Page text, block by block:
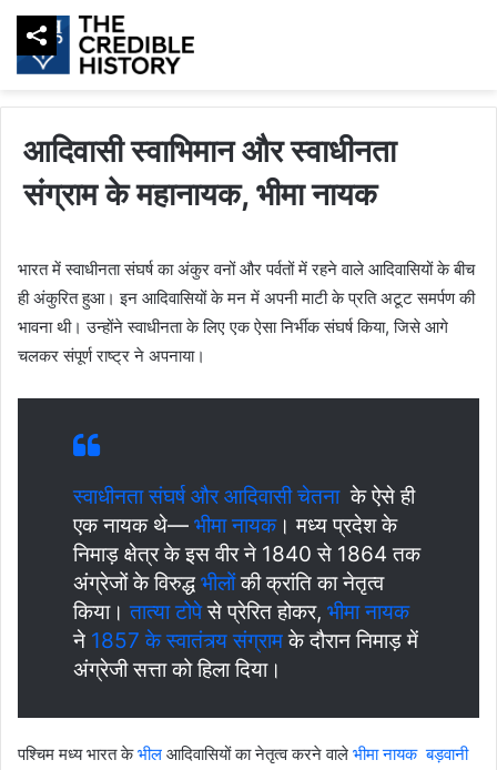
आदिवासी स्वाभिमान और स्वाधीनता
संग्राम के महानायक, भीमा नायक
भारत में स्वाधीनता संघर्ष का अंकुर वनों और पर्वतों में रहने वाले आदिवासियों के बीच
ही अंकुरित हुआ। इन आदिवासियों के मन में अपनी माटी के प्रति अटूट समर्पण की
भावना थी। उन्होंने स्वाधीनता के लिए एक ऐसा निर्भीक संघर्ष किया, जिसे आगे
चलकर संपूर्ण राष्ट्र ने अपनाया।
स्वाधीनता संघर्ष और आदिवासी चेतनाके ऐसे ही
एक नायक थे— भीमा नायक। मध्य प्रदेश के
निमाड़ क्षेत्र के इस वीर ने 1840 से 1864 तक
अंग्रेजों के विरुद्ध भीलोंकी क्रांति का नेतृत्व
किया।तात्या टोपेसे प्रेरित होकर, भीमा नायक
ने 1857 के स्वातंत्र्य संग्रामके दौरान निमाड़ में
अंग्रेजी सत्ता को हिला दिया।
पश्चिम मध्य भारत केभील आदिवासियों का नेतृत्व करने वाले भीमा नायक बड़वानी